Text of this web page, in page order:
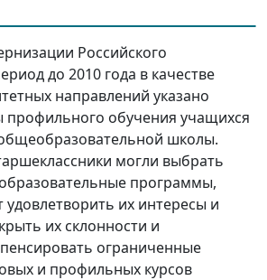
Российского
до 2010 года в качестве
направлений указано
профильного обучения учащихся
школы.
могли выбрать
программы,
удовлетворить их интересы и
их склонности и
ограниченные
и профильных курсов